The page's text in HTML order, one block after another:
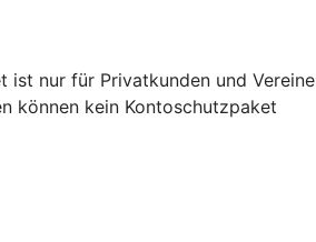
ist nur für Privatkunden und Vereine
können kein Kontoschutzpaket